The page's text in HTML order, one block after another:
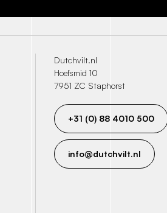
Dutchvilt.nl
Hoefsmid 10
7951 ZC Staphorst
+31 (0) 88 4010 500
info@dutchvilt.nl